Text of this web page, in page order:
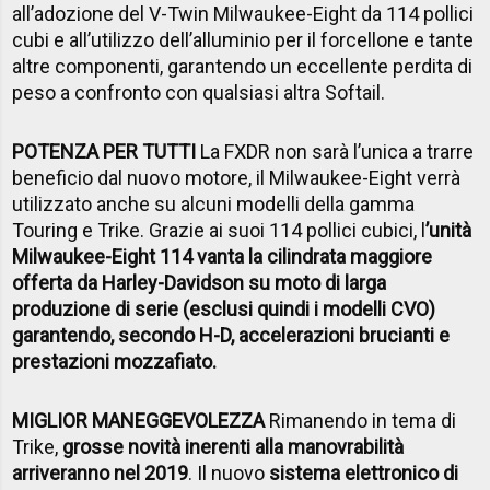
all’adozione del V-Twin Milwaukee-Eight da 114 pollici
cubi e all’utilizzo dell’alluminio per il forcellone e tante
altre componenti, garantendo un eccellente perdita di
peso a confronto con qualsiasi altra Softail.
POTENZA PER TUTTI La FXDR non sarà l’unica a trarre
beneficio dal nuovo motore, il Milwaukee-Eight verrà
utilizzato anche su alcuni modelli della gamma
Touring e Trike. Grazie ai suoi 114 pollici cubici, l’unità
Milwaukee-Eight 114 vanta la cilindrata maggiore
offerta da Harley-Davidson su moto di larga
produzione di serie (esclusi quindi i modelli CVO)
garantendo, secondo H-D, accelerazioni brucianti e
prestazioni mozzafiato.
MIGLIOR MANEGGEVOLEZZARimanendo in tema di
Trike, grosse novità inerenti alla manovrabilità
arriveranno nel 2019. Il nuovo sistema elettronico di